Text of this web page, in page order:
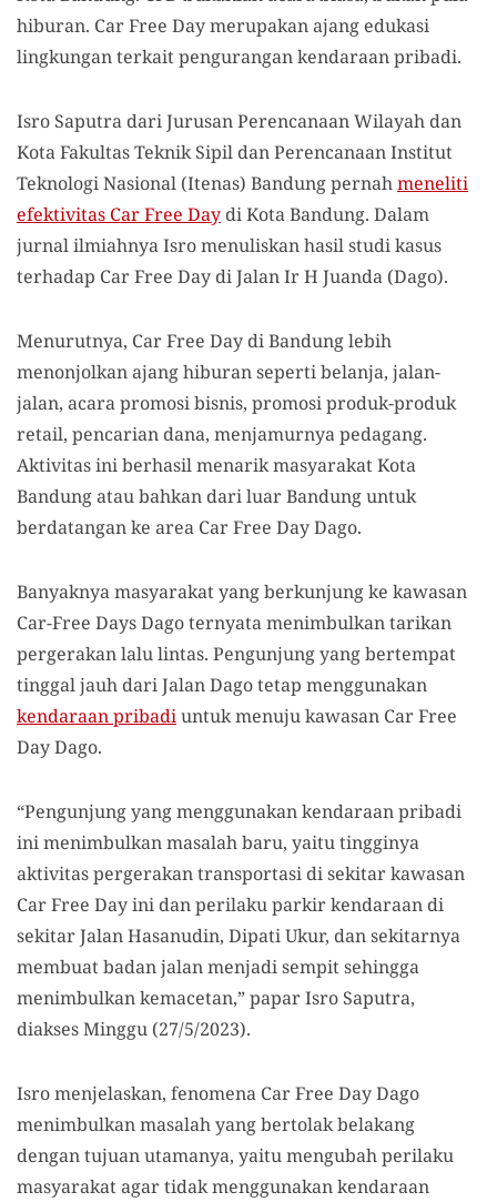
hiburan. Car Free Day merupakan ajang edukasi
lingkungan terkait pengurangan kendaraan pribadi.
Isro Saputra dari Jurusan Perencanaan Wilayah dan
Kota Fakultas Teknik Sipil dan Perencanaan Institut
Teknologi Nasional (Itenas) Bandung pernahmeneliti
efektivitas Car Free Day di Kota Bandung. Dalam
jurnal ilmiahnya Isro menuliskan hasil studi kasus
terhadap Car Free Day di Jalan Ir H Juanda (Dago).
Menurutnya, Car Free Day di Bandung lebih
menonjolkan ajang hiburan seperti belanja, jalan-
jalan, acara promosi bisnis, promosi produk-produk
retail, pencarian dana, menjamurnya pedagang.
Aktivitas ini berhasil menarik masyarakat Kota
Bandung atau bahkan dari luar Bandung untuk
berdatangan ke area Car Free Day Dago.
Banyaknya masyarakat yang berkunjung ke kawasan
Car-Free Days Dago ternyata menimbulkan tarikan
pergerakan lalu lintas. Pengunjung yang bertempat
tinggal jauh dari Jalan Dago tetap menggunakan
kendaraan pribadiuntuk menuju kawasan Car Free
Day Dago.
“Pengunjung yang menggunakan kendaraan pribadi
ini menimbulkan masalah baru, yaitu tingginya
aktivitas pergerakan transportasi di sekitar kawasan
Car Free Day ini dan perilaku parkir kendaraan di
sekitar Jalan Hasanudin, Dipati Ukur, dan sekitarnya
membuat badan jalan menjadi sempit sehingga
menimbulkan kemacetan,” papar Isro Saputra,
diakses Minggu (27/5/2023).
Isro menjelaskan, fenomena Car Free Day Dago
menimbulkan masalah yang bertolak belakang
dengan tujuan utamanya, yaitu mengubah perilaku
masyarakat agar tidak menggunakan kendaraan